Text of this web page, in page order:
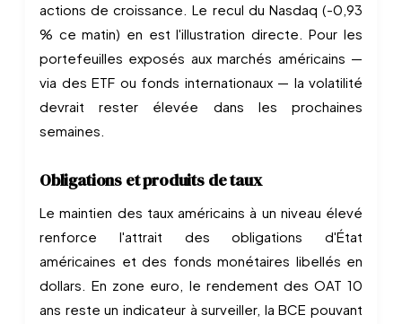
actions de croissance. Le recul du Nasdaq (-0,93
% ce matin) en est l'illustration directe. Pour les
portefeuilles exposés aux marchés américains —
via des ETF ou fonds internationaux — la volatilité
devrait rester élevée dans les prochaines
semaines.
Obligations et produits de taux
Le maintien des taux américains à un niveau élevé
renforce l'attrait des obligations d'État
américaines et des fonds monétaires libellés en
dollars. En zone euro, le rendement des OAT 10
ans reste un indicateur à surveiller, la BCE pouvant